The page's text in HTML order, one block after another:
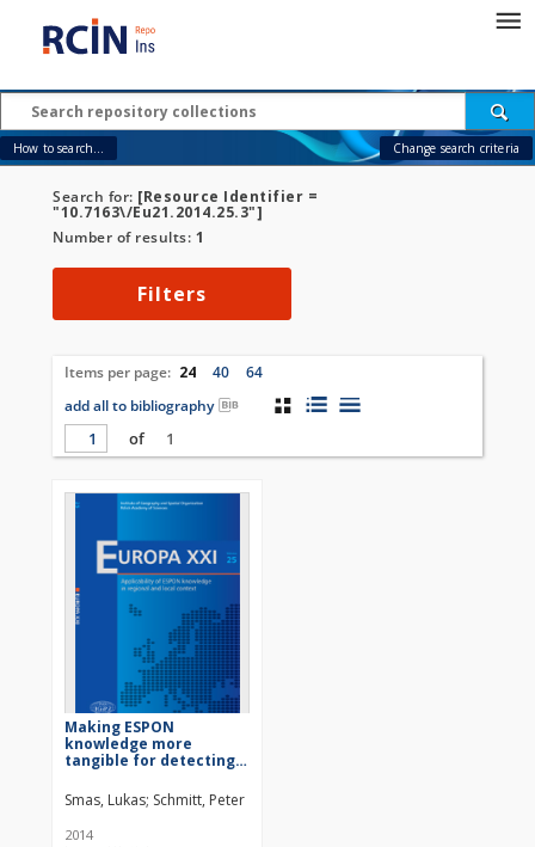
How to search... Change search criteria
Search for: [Resource Identifier =
"10.7163\/Eu21.2014.25.3"]
Number of results: 1
Filters
Items per page: 24 40
64
add all to bibliography
of
1
Making ESPON
knowledge more
tangible for detecting
challenges: five
territorial approaches
Smas, Lukas Schmitt, Peter
2014